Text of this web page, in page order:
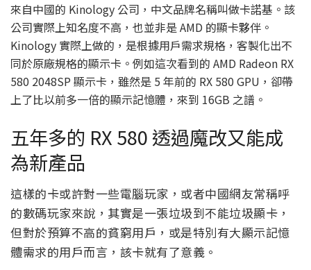
來自中國的 Kinology 公司，中文品牌名稱叫做卡諾基。該
公司實際上知名度不高，也並非是 AMD 的顯卡夥伴。
Kinology 實際上做的，是根據用戶需求規格，客製化出不
同於原廠規格的顯示卡。例如這次看到的 AMD Radeon RX
580 2048SP 顯示卡，雖然是 5 年前的 RX 580 GPU，卻帶
上了比以前多一倍的顯示記憶體，來到 16GB 之譜。
五年多的 RX 580 透過魔改又能成
為新產品
這樣的卡或許對一些電腦玩家，或者中國網友常稱呼
的數碼玩家來說，其實是一張垃圾到不能垃圾顯卡，
但對於預算不高的貧窮用戶，或是特別有大顯示記憶
體需求的用戶而言，該卡就有了意義。